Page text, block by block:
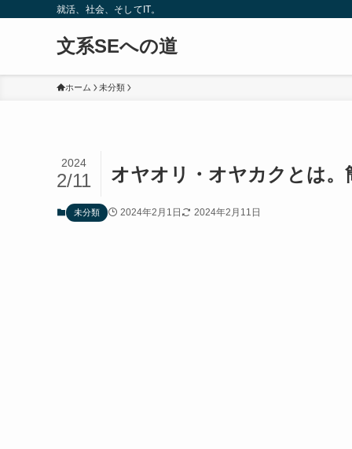
就活、社会、そしてIT。
文系SEへの道
ホーム 未分類
オヤオリ・オヤカクとは。
2024
2/11
未分類 2024年2月1日 2024年2月11日